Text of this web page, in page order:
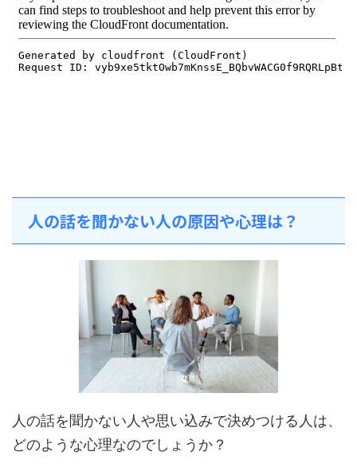
人の話を聞かない人の原因や心理は？
人の話を聞かない人や思い込みで決めつける人は、
どのような心理なのでしょうか？